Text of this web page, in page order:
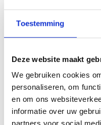
Toestemming
Deze website maakt
We gebruiken cookies
personaliseren, om
en om ons
informatie over uw
partners voor social
Stuur een
Website
Bombers 52
Ronald
Stuur een